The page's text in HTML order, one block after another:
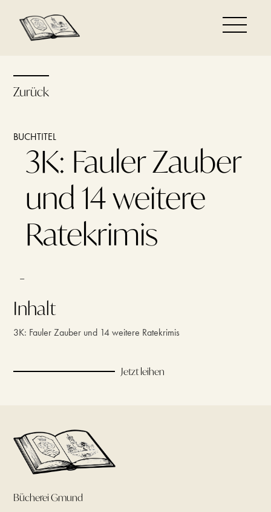
Zurück
BUCHTITEL
3K: Fauler Zauber
und 14 weitere
Ratekrimis
–
Inhalt
3K: Fauler Zauber und 14 weitere Ratekrimis
Jetzt leihen
Bücherei Gmund